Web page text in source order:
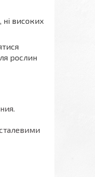
ні високих
рослин